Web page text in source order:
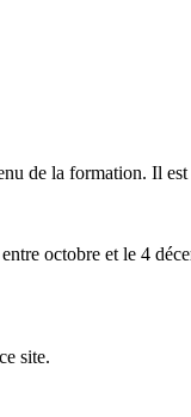
de la formation. Il
octobre et le 4
site.